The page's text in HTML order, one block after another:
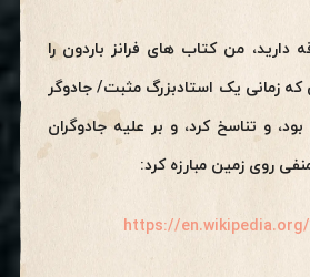
دارید، من کتاب های فرانز باردون را
زمانی یک استادبزرگ مثبت/ جادوگر
و تناسخ کرد، و بر علیه جادوگران
روی زمین مبارزه کرد:
https://